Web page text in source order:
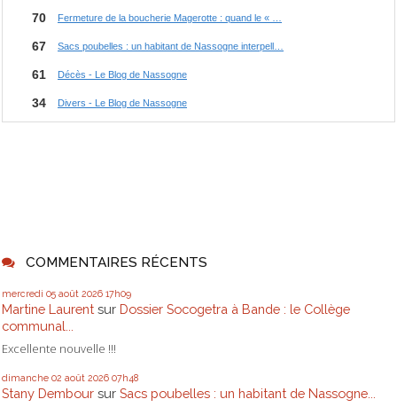
COMMENTAIRES RÉCENTS
mercredi 05 août 2026 17h09
Martine Laurent sur Dossier Socogetra à Bande : le Collège
communal...
Excellente nouvelle !!!
dimanche 02 août 2026 07h48
Stany Dembour sur Sacs poubelles : un habitant de Nassogne...